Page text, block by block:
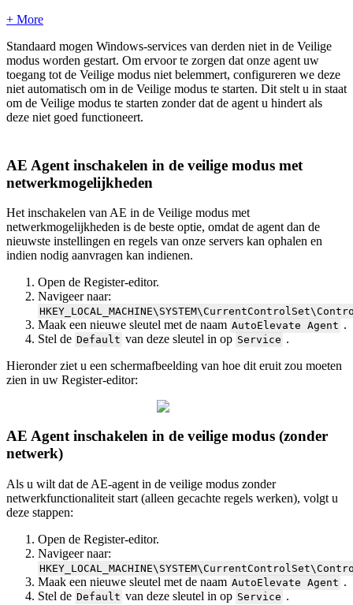
+ More
Standaard mogen Windows-services van derden niet in de Veilige
modus worden gestart. Om ervoor te zorgen dat onze agent uw
toegang tot de Veilige modus niet belemmert, configureren we deze
niet automatisch om in de Veilige modus te starten. Dit stelt u in staat
om de Veilige modus te starten zonder dat de agent u hindert als
deze niet goed functioneert.
AE Agent inschakelen in de veilige modus met
netwerkmogelijkheden
Het inschakelen van AE in de Veilige modus met
netwerkmogelijkheden is de beste optie, omdat de agent dan de
nieuwste instellingen en regels van onze servers kan ophalen en
indien nodig aanvragen kan indienen.
Open de Register-editor.
Navigeer naar:
HKEY_LOCAL_MACHINE\ SYSTEM\CurrentControlSet\
Maak een nieuwe sleutel met de naam AutoElevate Agent .
Stel de Default van deze sleutel in op Service .
Hieronder ziet u een schermafbeelding van hoe dit eruit zou moeten
zien in uw Register-editor:
AE Agent inschakelen in de veilige modus (zonder
netwerk)
Als u wilt dat de AE-agent in de veilige modus zonder
netwerkfunctionaliteit start (alleen gecachte regels werken), volgt u
deze stappen:
Open de Register-editor.
Navigeer naar:
HKEY_LOCAL_MACHINE\ SYSTEM\CurrentControlSet\
Maak een nieuwe sleutel met de naam AutoElevate Agent .
Stel de Default van deze sleutel in op Service .